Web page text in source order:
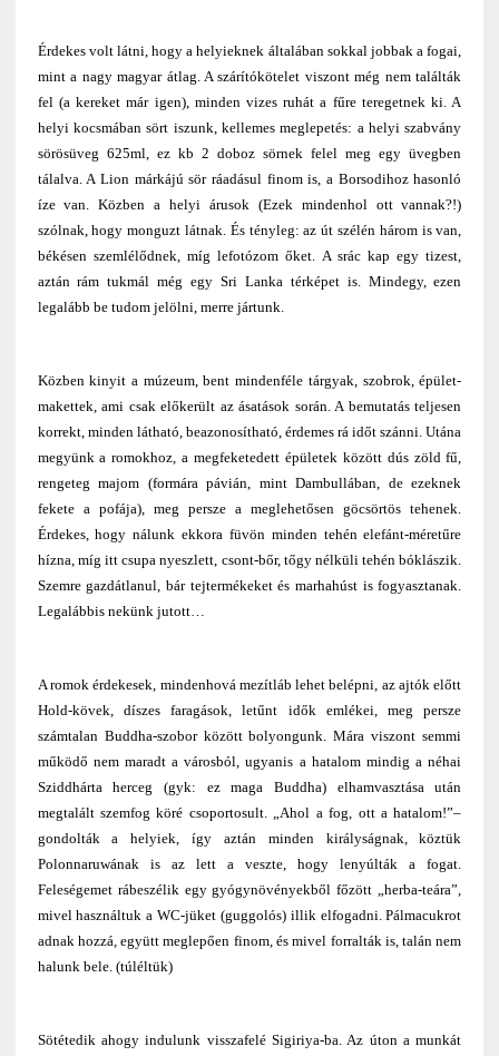
Érdekes volt látni, hogy a helyieknek általában sokkal jobbak a fogai,
mint a nagy magyar átlag. A szárítókötelet viszont még nem találták
fel (a kereket már igen), minden vizes ruhát a fűre teregetnek ki. A
helyi kocsmában sört iszunk, kellemes meglepetés: a helyi szabvány
sörösüveg 625ml, ez kb 2 doboz sörnek felel meg egy üvegben
tálalva. A Lion márkájú sör ráadásul finom is, a Borsodihoz hasonló
íze van. Közben a helyi árusok (Ezek mindenhol ott vannak?!)
szólnak, hogy monguzt látnak. És tényleg: az út szélén három is van,
békésen szemlélődnek, míg lefotózom őket. A srác kap egy tizest,
aztán rám tukmál még egy Sri Lanka térképet is. Mindegy, ezen
legalább be tudom jelölni, merre jártunk.
Közben kinyit a múzeum, bent mindenféle tárgyak, szobrok, épület-
makettek, ami csak előkerült az ásatások során. A bemutatás teljesen
korrekt, minden látható, beazonosítható, érdemes rá időt szánni. Utána
megyünk a romokhoz, a megfeketedett épületek között dús zöld fű,
rengeteg majom (formára pávián, mint Dambullában, de ezeknek
fekete a pofája), meg persze a meglehetősen göcsörtös tehenek.
Érdekes, hogy nálunk ekkora füvön minden tehén elefánt-méretűre
hízna, míg itt csupa nyeszlett, csont-bőr, tőgy nélküli tehén bóklászik.
Szemre gazdátlanul, bár tejtermékeket és marhahúst is fogyasztanak.
Legalábbis nekünk jutott…
A romok érdekesek, mindenhová mezítláb lehet belépni, az ajtók előtt
Hold-kövek, díszes faragások, letűnt idők emlékei, meg persze
számtalan Buddha-szobor között bolyongunk. Mára viszont semmi
működő nem maradt a városból, ugyanis a hatalom mindig a néhai
Sziddhárta herceg (gyk: ez maga Buddha) elhamvasztása után
megtalált szemfog köré csoportosult. „Ahol a fog, ott a hatalom!”–
gondolták a helyiek, így aztán minden királyságnak, köztük
Polonnaruwának is az lett a veszte, hogy lenyúlták a fogat.
Feleségemet rábeszélik egy gyógynövényekből főzött „herba-teára”,
mivel használtuk a WC-jüket (guggolós) illik elfogadni. Pálmacukrot
adnak hozzá, együtt meglepően finom, és mivel forralták is, talán nem
halunk bele. (túléltük)
Sötétedik ahogy indulunk visszafelé Sigiriya-ba. Az úton a munkát